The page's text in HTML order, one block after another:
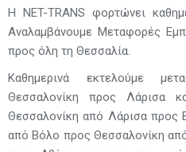
Η NET-TRANS φορτώνει
Αναλαμβάνουμε Μεταφορές
προς όλη τη Θεσσαλία.
Καθημερινά εκτελούμε
Θεσσαλονίκη προς Λάρισα
Θεσσαλονίκη από Λάρισα προς
από Βόλο προς Θεσσαλονίκη